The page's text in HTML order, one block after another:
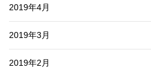
2019年4月
2019年3月
2019年2月